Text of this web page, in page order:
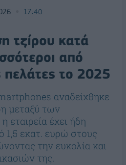
17:40
τζίρου κατά
από
το 2025
αναδείχθηκε
μεταξύ των
έχει ήδη
εκατ. ευρώ στους
την ευκολία και
της.